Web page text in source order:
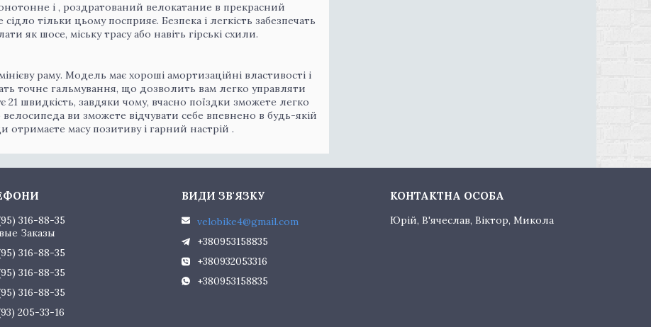
і , роздратований велокатание в прекрасний
тільки цьому посприяє. Безпека і легкість забезпечать
як шосе, міську трасу або навіть гірські схили.
раму. Модель має хороші амортизаційні властивості і
точне гальмування, що дозволить вам легко управляти
21 швидкість, завдяки чому, вчасно поїздки зможете легко
ви зможете відчувати себе впевнено в будь-якій
отримаєте масу позитиву і гарний настрій .
316-88-35
Заказы
316-88-35
316-88-35
316-88-35
205-33-16
velobike4@gmail.com
+380953158835
+380932053316
+380953158835
Юрій, В'ячеслав, Віктор, Микола